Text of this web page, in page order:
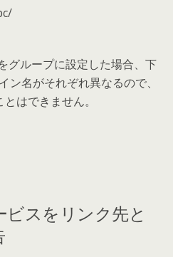
グループに設定した場合、下
ン名がそれぞれ異なるので、
はできません。
スをリンク先と